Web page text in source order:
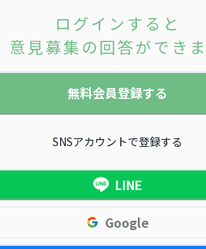
ログインすると
意見募集の回答ができ
無料会員登録する
SNSアカウントで登録する
LINE
Google